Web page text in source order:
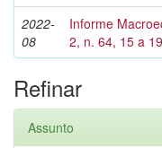
2022-
08
Informe
2, n. 64, 15 a
Refinar
Assunto